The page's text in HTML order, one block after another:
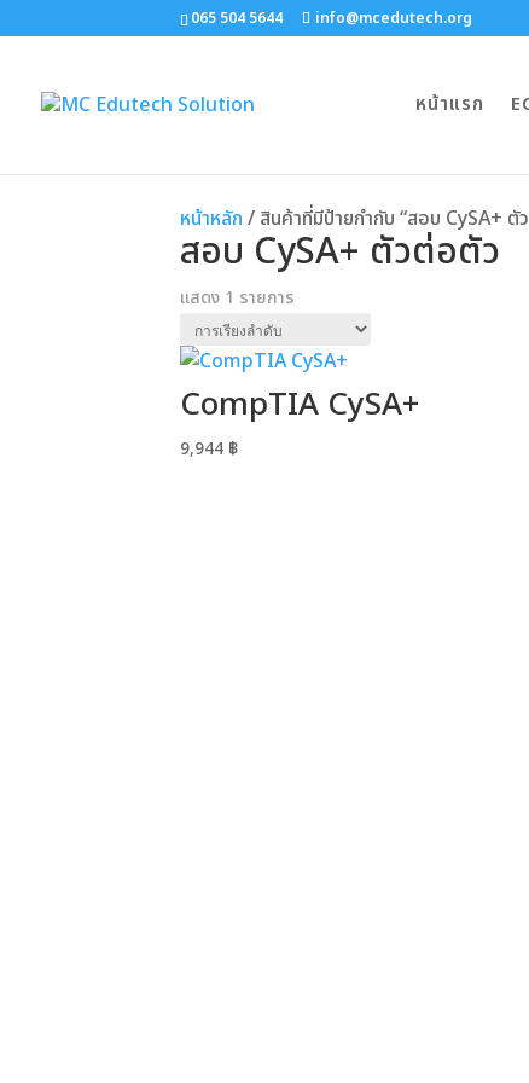
065 504 5644 info@mcedutech.org
หน้าแรก
หน้าหลัก / สินค้าที่มีป้ายกำกับ “สอบ CySA+ ตั
สอบ CySA+ ตัวต่อตัว
แสดง 1 รายการ
CompTIA CySA+
9,944 ฿